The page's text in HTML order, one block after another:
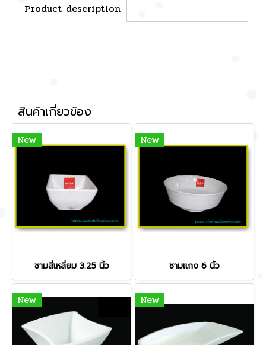
Product description
สินค้าเกี่ยวข้อง
New
ชามสี่เหลี่ยม 3.25 นิ้ว
New
ชามแกง 6 นิ้ว
New New